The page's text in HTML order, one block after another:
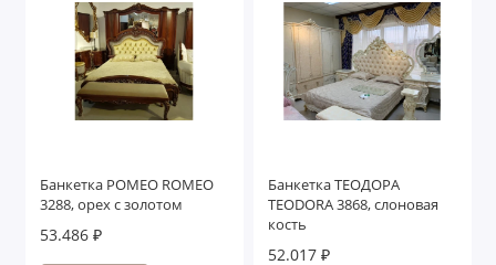
Банкетка РОМЕО ROMEO
3288, орех с золотом
53.486 ₽
Банкетка ТЕОДОРА
TEODORA 3868, слоновая
кость
52.017 ₽